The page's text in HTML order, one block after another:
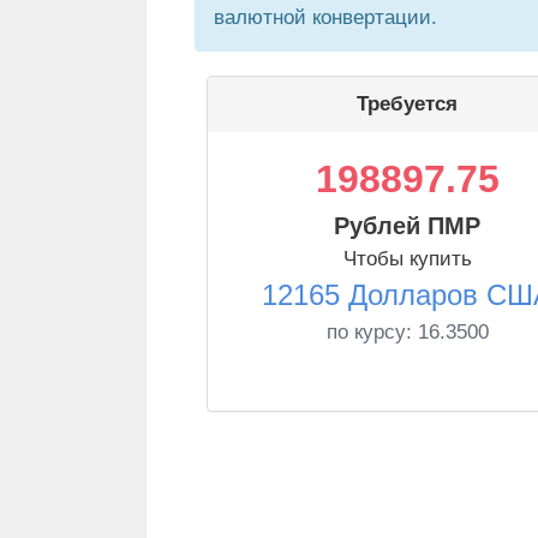
валютной конвертации.
Требуется
198897.75
Рублей ПМР
Чтобы купить
12165 Долларов
по курсу: 16.3500